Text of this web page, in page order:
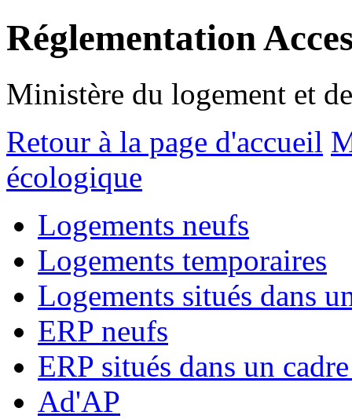
Réglementation
Ministère du logement et
Retour à la page d'accueil
écologique
Logements neufs
Logements temporaires
Logements situés dans
ERP neufs
ERP situés dans un
Ad'AP